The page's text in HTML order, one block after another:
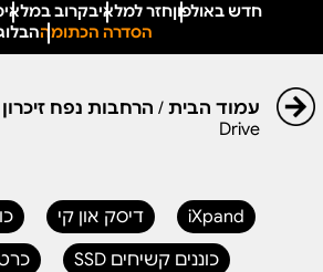
חדש באולפוןחזר למלאיבקרוב במלאי
הסדרה הכתומה
עמוד הבית/ הרחבות נפח זיכרון
Drive
iXpand דיסק און קי
כוננים קשיחים SSD